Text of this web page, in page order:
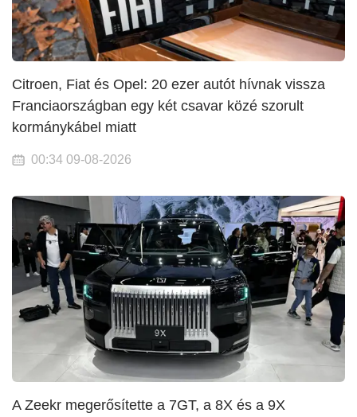
Citroen, Fiat és Opel: 20 ezer autót hívnak vissza
Franciaországban egy két csavar közé szorult
kormánykábel miatt
00:34 09-08-2026
A Zeekr megerősítette a 7GT, a 8X és a 9X